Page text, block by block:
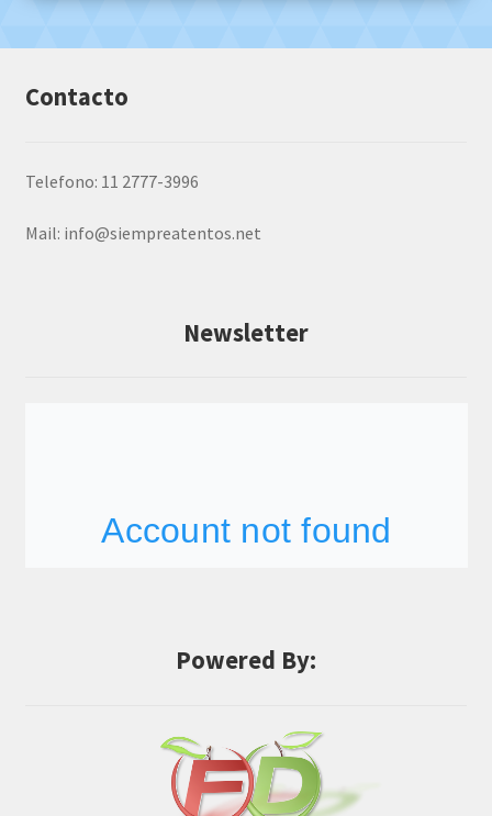
Contacto
Telefono: 11 2777-3996
Mail: info@siempreatentos.net
Newsletter
Powered By: